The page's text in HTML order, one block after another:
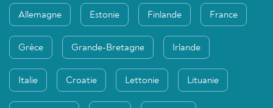
Allemagne Estonie Finlande France
Grèce Grande-Bretagne Irlande
Italie Croatie Lettonie Lituanie